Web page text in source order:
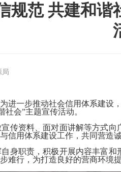
规范 共建和
局
进一步推动社会信用体系建设
会”主题宣传活动。
传资料、面对面讲解等方式
信用体系建设工作，共同营造
身职责，积极开展内容丰富
难行，为打造良好的营商环境